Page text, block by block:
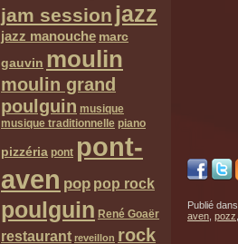
jam session jazz
jazz manouche marc
gauvin moulin
moulin grand
poulguin musique
musique traditionnelle piano
pizzéria pont pont-
aven pop pop rock
poulguin René Goaër
restaurant reveillon rock
Publié dans
aven pozz